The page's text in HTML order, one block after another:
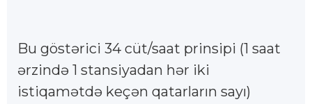
Bu göstərici 34 cüt/saat prinsipi (1 saat
ərzində 1 stansiyadan hər iki
istiqamətdə keçən qatarların sayı)